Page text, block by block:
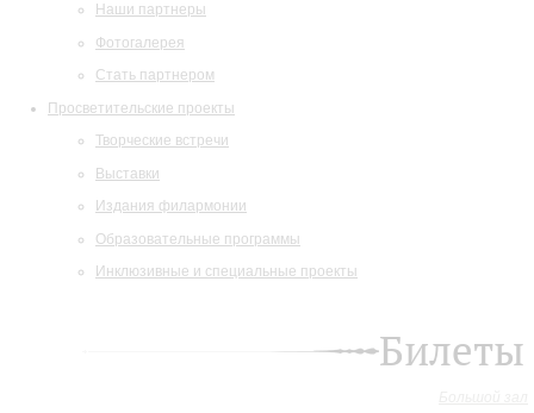
Наши партнеры
Фотогалерея
Стать партнером
Просветительские проекты
Творческие встречи
Выставки
Издания филармонии
Образовательные программы
Инклюзивные и специальные проекты